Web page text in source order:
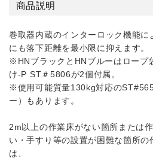
商品説明
巻取器内蔵のインターロック機能
にも落下距離を最小限に抑えます。
※HNブラックとHNブルーはロープ
け-P ST＃5806が2個付属。
※使用可能質量130kg対応の
ー）もあります。
2m以上の作業床がない箇所または
い・手すり等の設置が困難な箇所
は、